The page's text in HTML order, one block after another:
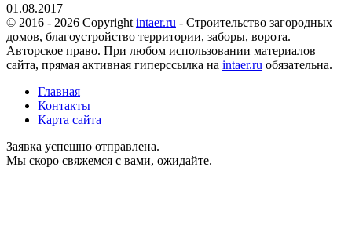
01.08.2017
© 2016 - 2026 Copyright intaer.ru - Cтроительство загородных
домов, благоустройство территории, заборы, ворота.
Авторское право. При любом использовании материалов
сайта, прямая активная гиперссылка на intaer.ru обязательна.
Главная
Контакты
Карта сайта
Заявка успешно отправлена.
Мы скоро свяжемся с вами, ожидайте.